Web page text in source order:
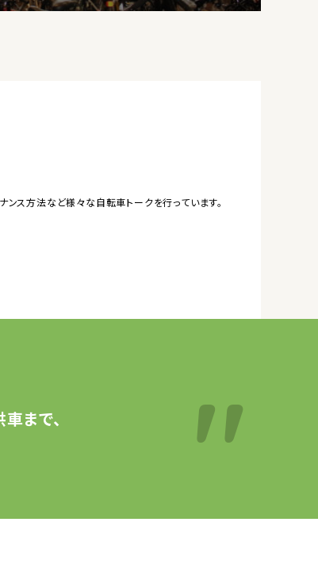
ンス方法など様々な自転車トークを行っています。
まで、